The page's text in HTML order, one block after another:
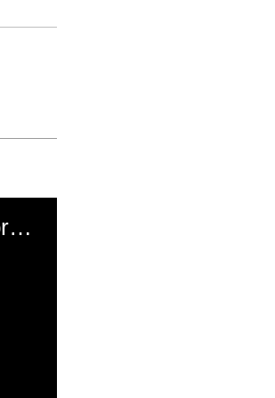
El mal momento de Yanina Gasañol con un hincha argentino en "Subrayado"